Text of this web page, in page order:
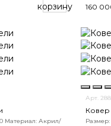
корзину
160
Материал: Акрил/
Арт.
Размер: